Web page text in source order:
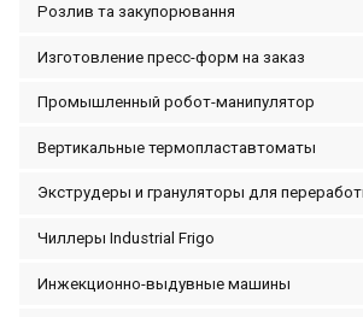
Розлив та закупорювання
Изготовление пресс-форм на заказ
Промышленный робот-манипулятор
Вертикальные термопластавтоматы
Экструдеры и грануляторы для
Чиллеры Industrial Frigo
Инжекционно-выдувные машины